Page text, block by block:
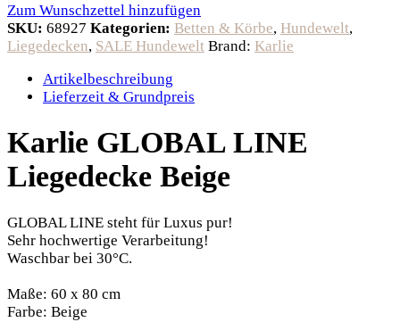
Zum Wunschzettel hinzufügen
SKU: 68927 Kategorien: Betten & Körbe, Hundewelt,
Liegedecken, SALE Hundewelt Brand: Karlie
Artikelbeschreibung
Lieferzeit & Grundpreis
Karlie GLOBAL LINE
Liegedecke Beige
GLOBAL LINE steht für Luxus pur!
Sehr hochwertige Verarbeitung!
Waschbar bei 30°C.
Maße: 60 x 80 cm
Farbe: Beige